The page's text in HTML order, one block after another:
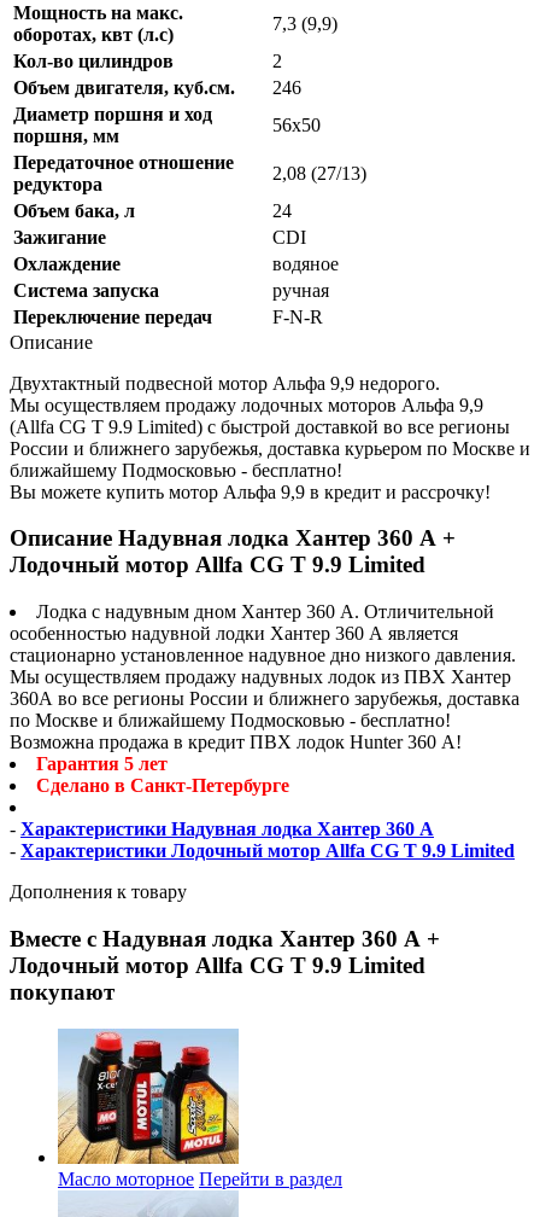
Мощность на макс.
оборотах, квт (л.с)
7,3 (9,9)
Кол-во цилиндров
2
Объем двигателя, куб.см.
246
Диаметр поршня и ход
поршня, мм
56x50
Передаточное отношение
редуктора
2,08 (27/13)
Объем бака, л
24
Зажигание
CDI
Охлаждение
водяное
Система запуска
ручная
Переключение передач
F-N-R
Описание
Двухтактный подвесной мотор Альфа 9,9 недорого.
Мы осуществляем продажу лодочных моторов Альфа 9,9
(Allfa CG T 9.9 Limited) с быстрой доставкой во все регионы
России и ближнего зарубежья, доставка курьером по Москве и
ближайшему Подмосковью - бесплатно!
Вы можете купить мотор Альфа 9,9 в кредит и рассрочку!
Описание Надувная лодка Хантер 360 А +
Лодочный мотор Allfa CG T 9.9 Limited
Лодка с надувным дном Хантер 360 А. Отличительной
особенностью надувной лодки Хантер 360 А является
стационарно установленное надувное дно низкого давления.
Мы осуществляем продажу надувных лодок из ПВХ Хантер
360А во все регионы России и ближнего зарубежья, доставка
по Москве и ближайшему Подмосковью - бесплатно!
Возможна продажа в кредит ПВХ лодок Hunter 360 А!
Гарантия 5 лет
Сделано в Санкт-Петербурге
- Характеристики Надувная лодка Хантер 360 А
- Характеристики Лодочный мотор Allfa CG T 9.9 Limited
Дополнения к товару
Вместе с Надувная лодка Хантер 360 А +
Лодочный мотор Allfa CG T 9.9 Limited
покупают
Масло моторное Перейти в раздел